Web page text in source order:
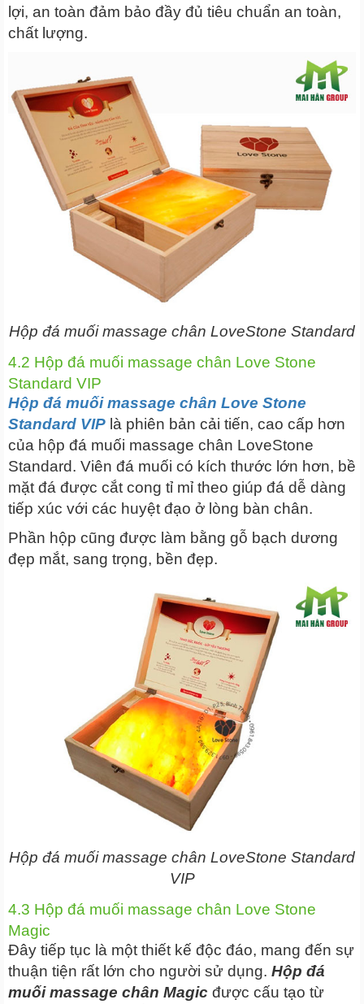
lợi, an toàn đảm bảo đầy đủ tiêu chuẩn an toàn,
chất lượng.
Hộp đá muối massage chân LoveStone Standard
4.2 Hộp đá muối massage chân Love Stone
Standard VIP
Hộp đá muối massage chân Love Stone
Standard VIP là phiên bản cải tiến, cao cấp hơn
của hộp đá muối massage chân LoveStone
Standard. Viên đá muối có kích thước lớn hơn, bề
mặt đá được cắt cong tỉ mỉ theo giúp đá dễ dàng
tiếp xúc với các huyệt đạo ở lòng bàn chân.
Phần hộp cũng được làm bằng gỗ bạch dương
đẹp mắt, sang trọng, bền đẹp.
Hộp đá muối massage chân LoveStone Standard
VIP
4.3 Hộp đá muối massage chân Love Stone
Magic
Đây tiếp tục là một thiết kế độc đáo, mang đến sự
thuận tiện rất lớn cho người sử dụng. Hộp đá
muối massage chân Magic được cấu tạo từ